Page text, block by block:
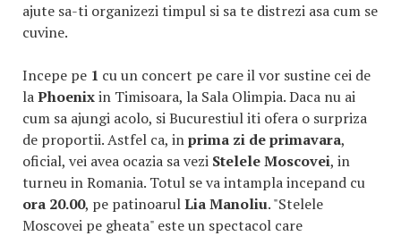
ajute sa-ti organizezi timpul si sa te distrezi asa cum se
cuvine.
Incepe pe 1 cu un concert pe care il vor sustine cei de
laPhoenixin Timisoara, la Sala Olimpia. Daca nu ai
cum sa ajungi acolo, si Bucurestiul iti ofera o surpriza
de proportii. Astfel ca, inprima zi de primavara,
oficial, vei avea ocazia sa vezi Stelele Moscovei, in
turneu in Romania. Totul se va intampla incepand cu
ora 20.00, pe patinoarulLia Manoliu. "Stelele
Moscovei pe gheata" este un spectacol care